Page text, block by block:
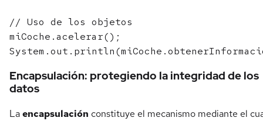
// Uso de los objetos
miCoche.acelerar();
Encapsulación: protegiendo la integridad de los
datos
Laencapsulación constituye el mecanismo mediante el